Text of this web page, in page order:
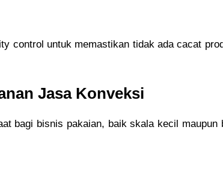
control untuk memastikan tidak ada cacat
Jasa Konveksi
bagi bisnis pakaian, baik skala kecil